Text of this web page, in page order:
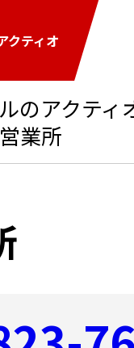
クティオ
のアクティ
業所